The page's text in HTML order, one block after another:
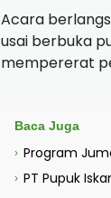
Acara
usai berbuka
mempererat
Baca Juga
› Program
› PT Pupuk